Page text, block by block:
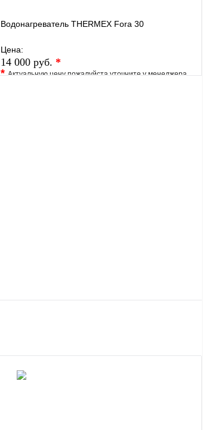
Водонагреватель THERMEX Fora 30
Цена:
14 000 руб. *
*Актуальную цену пожалуйста уточните у менеджера